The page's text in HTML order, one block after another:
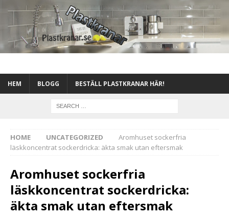
HEM BLOGG BESTÄLL PLASTKRANAR HÄR!
HOME UNCATEGORIZED
Aromhuset sockerfria
läskkoncentrat sockerdricka: äkta smak utan eftersmak
Aromhuset sockerfria
läskkoncentrat sockerdricka:
äkta smak utan eftersmak